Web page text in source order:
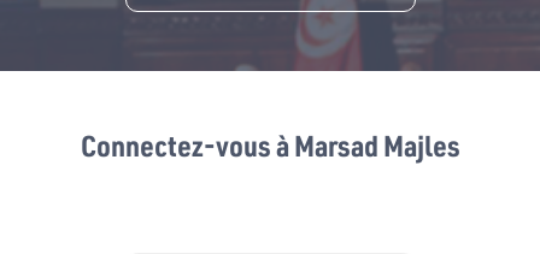
Connectez-vous à Marsad Majles